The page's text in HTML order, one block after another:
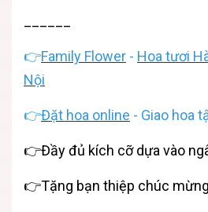
👉Family Flower - Hoa tươi
Nội
👉Đặt hoa online - Giao hoa
👉Đầy đủ kích cỡ dựa vào
👉Tặng bạn thiệp chúc